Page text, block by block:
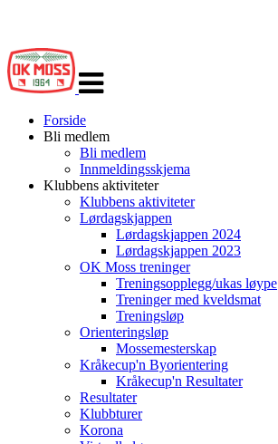
navigasjon
Forside
Bli medlem
Bli medlem
Innmeldingsskjema
Klubbens aktiviteter
Klubbens aktiviteter
Lørdagskjappen
Lørdagskjappen 2024
Lørdagskjappen 2023
OK Moss treninger
Treningsopplegg/ukas løype
Treninger med kveldsmat
Treningsløp
Orienteringsløp
Mossemesterskap
Kråkecup'n Byorientering
Kråkecup'n Resultater
Resultater
Klubbturer
Korona